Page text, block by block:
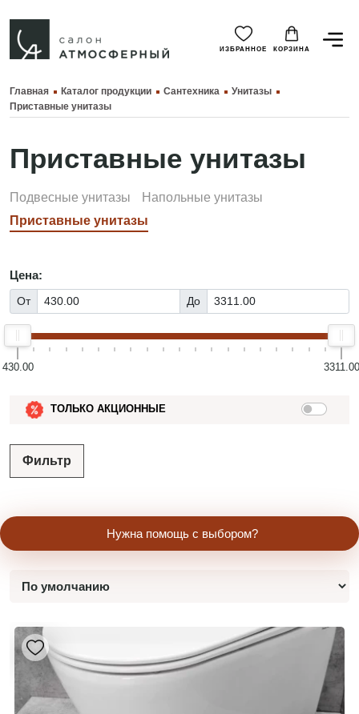
ИЗБРАННОЕ КОРЗИНА
Главная Каталог продукции Сантехника
Унитазы
Приставные унитазы
Приставные унитазы
Подвесные унитазы
Напольные унитазы
Приставные унитазы
Цена:
От До
430.00 3311.00
ТОЛЬКО АКЦИОННЫЕ
Фильтр
Нужна помощь с выбором?